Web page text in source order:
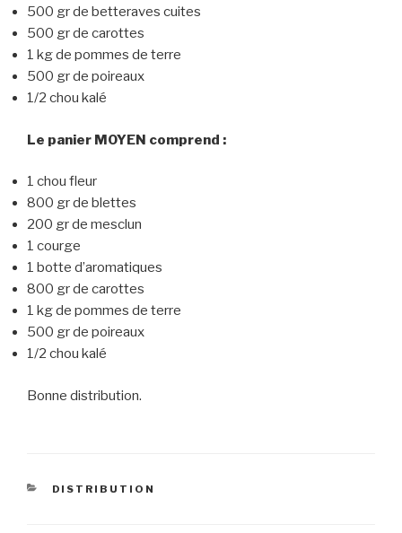
500 gr de betteraves cuites
500 gr de carottes
1 kg de pommes de terre
500 gr de poireaux
1/2 chou kalé
Le panier MOYEN comprend :
1 chou fleur
800 gr de blettes
200 gr de mesclun
1 courge
1 botte d’aromatiques
800 gr de carottes
1 kg de pommes de terre
500 gr de poireaux
1/2 chou kalé
Bonne distribution.
CATEGORIES
DISTRIBUTION